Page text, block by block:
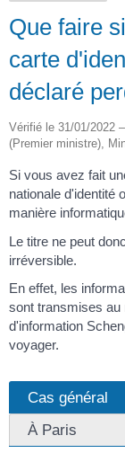
Que faire
carte
déclaré
Vérifié le 31/01/2022
(Premier ministre),
Si vous avez fait
nationale d'identité
manière
Le titre ne peut
irréversible.
En effet, les
sont transmises au
d'information
voyager.
Cas général
À Paris